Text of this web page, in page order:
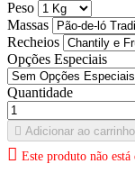
Peso
Massas
Recheios
Opções Especiais
Quantidade
 Adicionar ao carrinho
 Este produto não